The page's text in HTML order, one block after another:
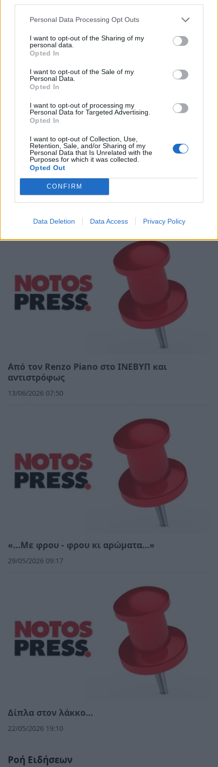
Personal Data Processing Opt Outs
I want to opt-out of the Sharing of my
personal data.
Opted In
I want to opt-out of the Sale of my
Personal Data.
Opted In
I want to opt-out of processing my
Personal Data for Targeted Advertising.
Opted In
I want to opt-out of Collection, Use,
Retention, Sale, and/or Sharing of my
Personal Data that Is Unrelated with the
Purposes for which it was collected.
Opted Out
CONFIRM
Data Deletion Data Access Privacy Policy
02/07/2026 08:55
Νέα Δημοκρατία. Το ίδιο λάθος…
Από τον Renzo Piano στο ΙΝΕΒΥΠ και
αντιστρόφως
13/06/2026 07:50
«…Με φρου - φρου κι αρώματα…»
29/05/2026 09:17
Δίπλα στον λάκκο…
22/05/2026 19:10
Ροή Ειδήσεων